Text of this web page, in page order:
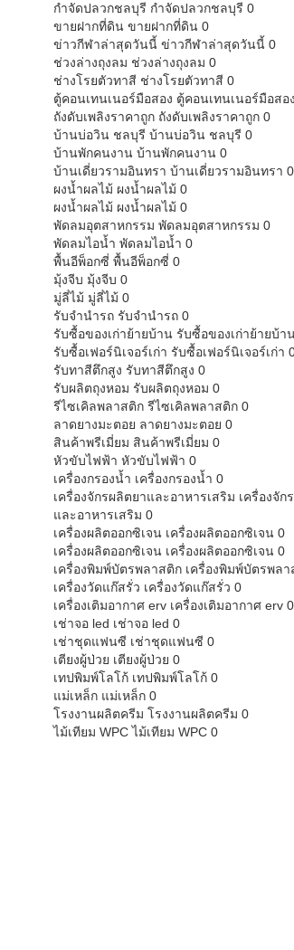
กำจัดปลวกชลบุรี กำจัดปลวกชลบุรี 0
ขายฝากที่ดิน ขายฝากที่ดิน 0
ข่าวกีฬาล่าสุดวันนี้ ข่าวกีฬาล่าสุดวันนี้ 0
ช่วงล่างถุงลม ช่วงล่างถุงลม 0
ช่างโรยตัวทาสี ช่างโรยตัวทาสี 0
ตู้คอนเทนเนอร์มือสอง ตู้คอนเทนเนอร์มือสอ
ถังดับเพลิงราคาถูก ถังดับเพลิงราคาถูก 0
บ้านบ่อวิน ชลบุรี บ้านบ่อวิน ชลบุรี 0
บ้านพักคนงาน บ้านพักคนงาน 0
บ้านเดี่ยวรามอินทรา บ้านเดี่ยวรามอินทรา 0
ผงน้ำผลไม้ ผงน้ำผลไม้ 0
ผงน้ำผลไม้ ผงน้ำผลไม้ 0
พัดลมอุตสาหกรรม พัดลมอุตสาหกรรม 0
พัดลมไอน้ำ พัดลมไอน้ำ 0
พื้นอีพ็อกซี่ พื้นอีพ็อกซี่ 0
มุ้งจีบ มุ้งจีบ 0
มู่ลี่ไม้ มู่ลี่ไม้ 0
รับจำนำรถ รับจำนำรถ 0
รับซื้อของเก่าย้ายบ้าน รับซื้อของเก่าย้ายบ้า
รับซื้อเฟอร์นิเจอร์เก่า รับซื้อเฟอร์นิเจอร์เก่า
รับทาสีตึกสูง รับทาสีตึกสูง 0
รับผลิตถุงหอม รับผลิตถุงหอม 0
รีไซเคิลพลาสติก รีไซเคิลพลาสติก 0
ลาดยางมะตอย ลาดยางมะตอย 0
สินค้าพรีเมี่ยม สินค้าพรีเมี่ยม 0
หัวขับไฟฟ้า หัวขับไฟฟ้า 0
เครื่องกรองน้ำ เครื่องกรองน้ำ 0
เครื่องจักรผลิตยาและอาหารเสริม เครื่องจัก
และอาหารเสริม 0
เครื่องผลิตออกซิเจน เครื่องผลิตออกซิเจน 0
เครื่องผลิตออกซิเจน เครื่องผลิตออกซิเจน 0
เครื่องพิมพ์บัตรพลาสติก เครื่องพิมพ์บัตรพลา
เครื่องวัดแก๊สรั่ว เครื่องวัดแก๊สรั่ว 0
เครื่องเติมอากาศ erv เครื่องเติมอากาศ erv 0
เช่าจอ led เช่าจอ led 0
เช่าชุดแฟนซี เช่าชุดแฟนซี 0
เตียงผู้ป่วย เตียงผู้ป่วย 0
เทปพิมพ์โลโก้ เทปพิมพ์โลโก้ 0
แม่เหล็ก แม่เหล็ก 0
โรงงานผลิตครีม โรงงานผลิตครีม 0
ไม้เทียม WPCไม้เทียม WPC 0